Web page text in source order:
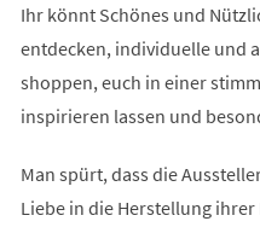
Ihr könnt Schönes und
entdecken, individuelle und
shoppen, euch in einer
inspirieren lassen und
Man spürt, dass die
Liebe in die Herstellung